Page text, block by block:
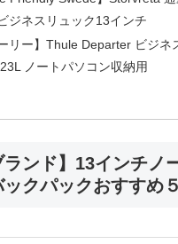
ジネスリュック13インチ
ーリー】Thule Departer ビジネ
ノートパソコン収納用
ランド】13インチノ
ックパックおすすめ